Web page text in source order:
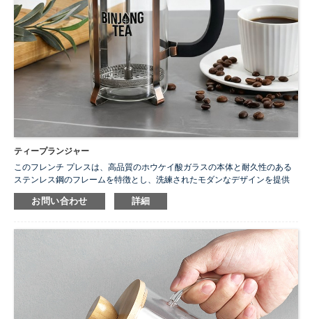
ティープランジャー
このフレンチ プレスは、高品質のホウケイ酸ガラスの本体と耐久性のある
ステンレス鋼のフレームを特徴とし、洗練されたモダンなデザインを提供
します。握りやすいPPグリップハンドルと目の細かいステンレスフィルタ
ーを採用し、コーヒーや紅茶をスムーズに抽出できるので、日常使いに最
カスタマイズすることができます、クリスタルのロゴ
お問い合わせ 詳細